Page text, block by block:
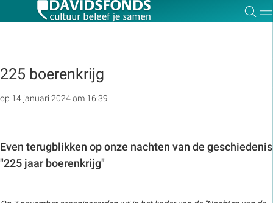
225 boerenkrijg
op 14 januari 2024 om 16:39
Even terugblikken op onze nachten van de geschiedenis
"225 jaar boerenkrijg"